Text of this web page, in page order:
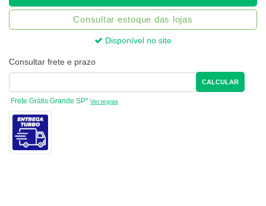
Consultar estoque das lojas
Disponível no site
Consultar frete e prazo
CALCULAR
Frete Grátis Grande SP* Ver regras